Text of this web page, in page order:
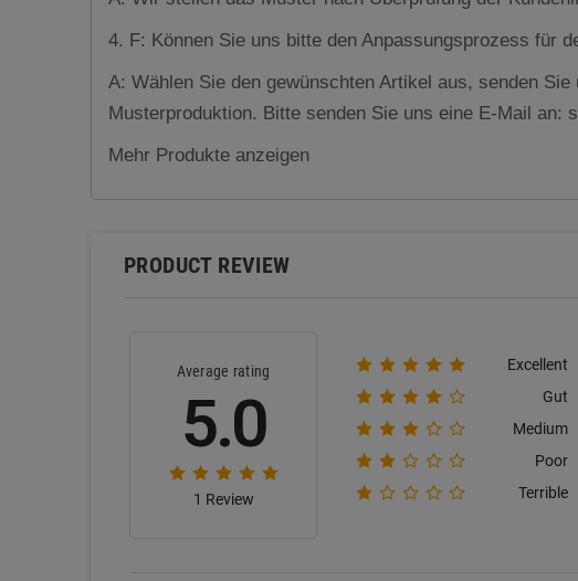
4. F: Können Sie uns bitte den Anpassungsprozess für
A: Wählen Sie den gewünschten Artikel aus, senden
Musterproduktion. Bitte senden Sie uns eine E-Mail an:
Mehr Produkte anzeigen
PRODUCT REVIEW
Average rating
5.0
1 Review
Excellent
Gut
Medium
Poor
Terrible